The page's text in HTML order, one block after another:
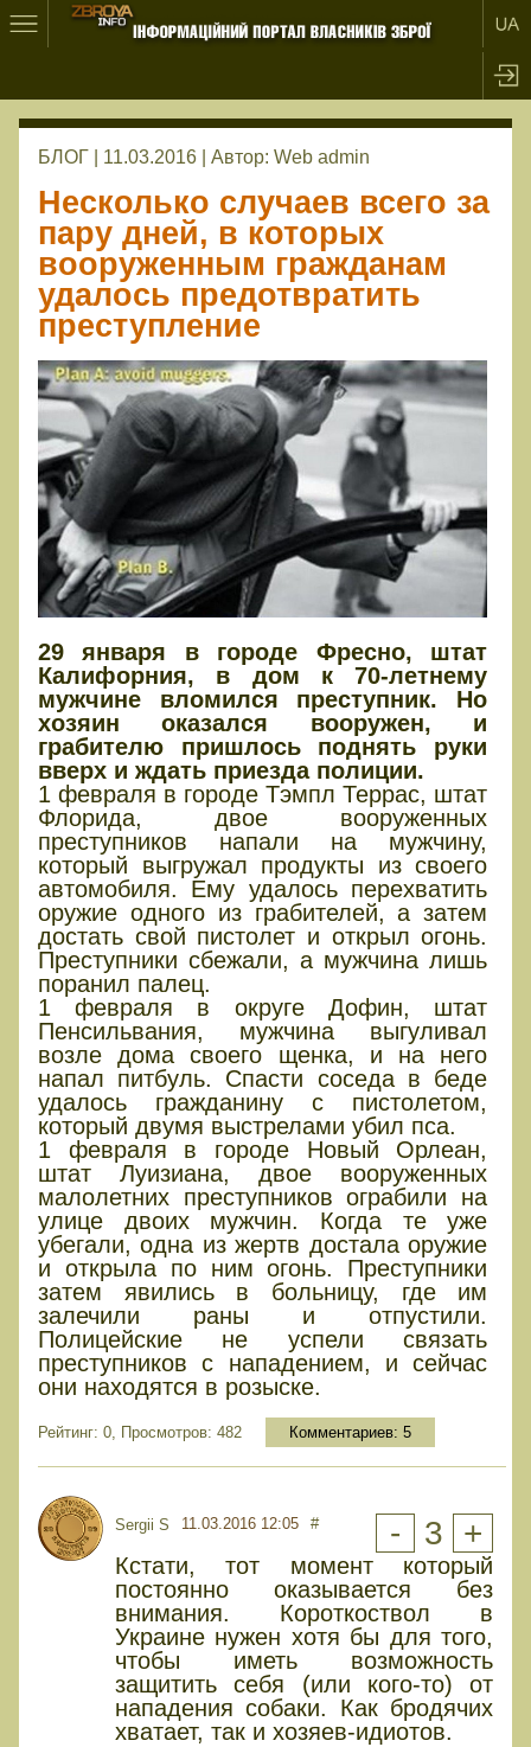
БЛОГ | 11.03.2016 | Автор: Web admin
Несколько случаев всего за
пару дней, в которых
вооруженным гражданам
удалось предотвратить
преступление
29 января в городе Фресно, штат
Калифорния, в дом к 70-летнему
мужчине вломился преступник. Но
хозяин оказался вооружен, и
грабителю пришлось поднять руки
вверх и ждать приезда полиции.
1 февраля в городе Тэмпл Террас, штат
Флорида, двое вооруженных
преступников напали на мужчину,
который выгружал продукты из своего
автомобиля. Ему удалось перехватить
оружие одного из грабителей, а затем
достать свой пистолет и открыл огонь.
Преступники сбежали, а мужчина лишь
поранил палец.
1 февраля в округе Дофин, штат
Пенсильвания, мужчина выгуливал
возле дома своего щенка, и на него
напал питбуль. Спасти соседа в беде
удалось гражданину с пистолетом,
который двумя выстрелами убил пса.
1 февраля в городе Новый Орлеан,
штат Луизиана, двое вооруженных
малолетних преступников ограбили на
улице двоих мужчин. Когда те уже
убегали, одна из жертв достала оружие
и открыла по ним огонь. Преступники
затем явились в больницу, где им
залечили раны и отпустили.
Полицейские не успели связать
преступников с нападением, и сейчас
они находятся в розыске.
Рейтинг: 0, Просмотров: 482 Комментариев: 5
Sergii S 11.03.2016 12:05 # - 3 +
Кстати, тот момент который
постоянно оказывается без
внимания. Короткоствол в
Украине нужен хотя бы для того,
чтобы иметь возможность
защитить себя (или кого-то) от
нападения собаки. Как бродячих
хватает, так и хозяев-идиотов.